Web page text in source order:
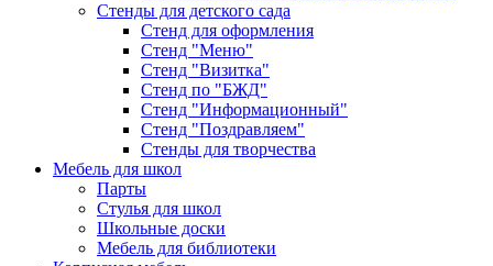
Стенды для детского сада
Стенд для оформления
Стенд "Меню"
Стенд "Визитка"
Стенд по "БЖД"
Стенд "Информационный"
Стенд "Поздравляем"
Стенды для творчества
Мебель для школ
Парты
Стулья для школ
Школьные доски
Мебель для библиотеки